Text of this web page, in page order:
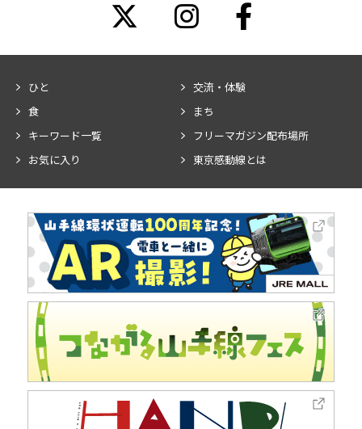
ひと
交流・体験
食
まち
キーワード一覧
フリーマガジン配布場所
お気に入り
東京感動線とは